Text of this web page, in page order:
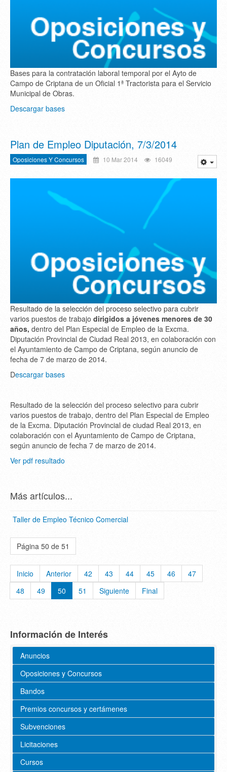
Bases para la contratación laboral temporal por el Ayto de
Campo de Criptana de un Oficial 1ª Tractorista para el Servicio
Municipal de Obras.
Descargar bases
Plan de Empleo Diputación, 7/3/2014
Oposiciones Y Concursos 10 Mar 2014 16049
Resultado de la selección del proceso selectivo para cubrir
varios puestos de trabajo dirigidos a jóvenes menores de 30
años, dentro del Plan Especial de Empleo de la Excma.
Diputación Provincial de Ciudad Real 2013, en colaboración con
el Ayuntamiento de Campo de Criptana, según anuncio de
fecha de 7 de marzo de 2014.
Descargar bases
Resultado de la selección del proceso selectivo para cubrir
varios puestos de trabajo, dentro del Plan Especial de Empleo
de la Excma. Diputación Provincial de ciudad Real 2013, en
colaboración con el Ayuntamiento de Campo de Criptana,
según anuncio de fecha 7 de marzo de 2014.
Ver pdf resultado
Más artículos...
Taller de Empleo Técnico Comercial
Página 50 de 51
Inicio Anterior 42 43 44 45 46
47
48
49 50 51 Siguiente Final
Información de Interés
Anuncios
Oposiciones y Concursos
Bandos
Premios concursos y certámenes
Subvenciones
Licitaciones
Cursos